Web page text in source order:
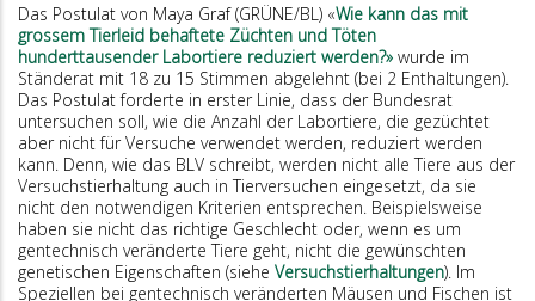
Das Postulat von Maya Graf (GRÜNE/BL) «Wie kann das mit
grossem Tierleid behaftete Züchten und Töten
hunderttausender Labortiere reduziert werden?» wurde im
Ständerat mit 18 zu 15 Stimmen abgelehnt (bei 2 Enthaltungen).
Das Postulat forderte in erster Linie, dass der Bundesrat
untersuchen soll, wie die Anzahl der Labortiere, die gezüchtet
aber nicht für Versuche verwendet werden, reduziert werden
kann. Denn, wie das BLV schreibt, werden nicht alle Tiere aus der
Versuchstierhaltung auch in Tierversuchen eingesetzt, da sie
nicht den notwendigen Kriterien entsprechen. Beispielsweise
haben sie nicht das richtige Geschlecht oder, wenn es um
gentechnisch veränderte Tiere geht, nicht die gewünschten
genetischen Eigenschaften (siehe Versuchstierhaltungen). Im
Speziellen bei gentechnisch veränderten Mäusen und Fischen ist